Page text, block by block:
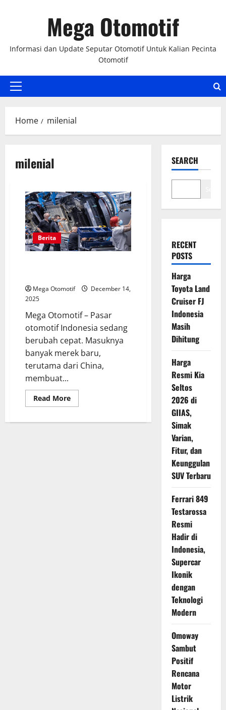
Mega Otomotif
Informasi dan Update Seputar Otomotif Untuk Kalian Pecinta
Otomotif
Primary
Home milenial
milenial
Berita
Mega Otomotif
December 14,
2025
Mega Otomotif – Pasar
otomotif Indonesia sedang
berubah cepat. Masuknya
banyak merek baru,
terutama dari China,
membuat...
Read MoreRead
more
Jepang
SEARCH
RECENT
POSTS
Harga
Toyota Land
Cruiser FJ
Indonesia
Masih
Dihitung
Harga
Resmi Kia
Seltos
2026 di
GIIAS,
Simak
Varian,
Fitur, dan
Keunggulan
SUV Terbaru
Ferrari 849
Testarossa
Resmi
Hadir di
Indonesia,
Supercar
Ikonik
dengan
Teknologi
Modern
Omoway
Sambut
Positif
Rencana
Motor
Listrik